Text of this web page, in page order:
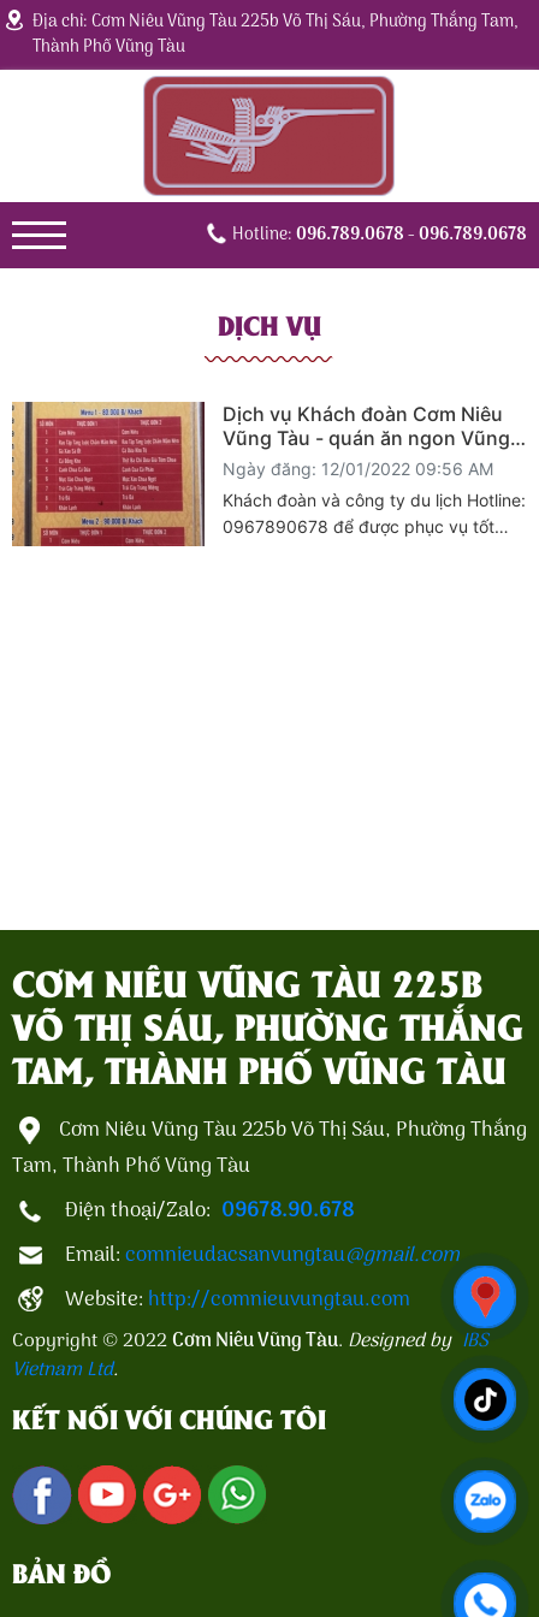
Địa chỉ: Cơm Niêu Vũng Tàu 225b Võ Thị Sáu, Phường Thắng Tam,
Thành Phố Vũng Tàu
Hotline:096.789.0678- 096.789.0678
DỊCH VỤ
Dịch vụ Khách đoàn Cơm Niêu
Vũng Tàu - quán ăn ngon Vũng
Tàu 225b Võ Thị Sáu, Phường
Thắng Tam, Thành Phố Vũng
Tàu
Ngày đăng: 12/01/2022 09:56 AM
Khách đoàn và công ty du lịch Hotline:
0967890678 để được phục vụ tốt
CƠM NIÊU VŨNG TÀU 225B
VÕ THỊ SÁU, PHƯỜNG THẮNG
TAM, THÀNH PHỐ VŨNG TÀU
Cơm Niêu Vũng Tàu 225b Võ Thị Sáu, Phường Thắng
Tam, Thành Phố Vũng Tàu
Điện thoại/Zalo: 09678.90.678
Email:comnieudacsanvungtau@gmail.com
Website: http://comnieuvungtau.com
Copyright © 2022Cơm Niêu Vũng Tàu. Designed by IBS
Vietnam Ltd.
KẾT NỐI VỚI CHÚNG TÔI
BẢN ĐỒ